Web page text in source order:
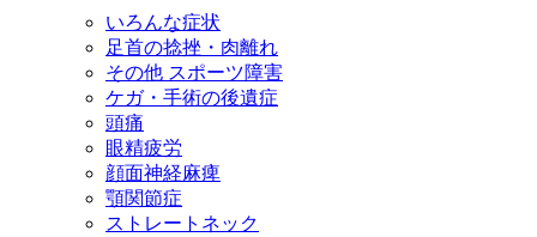
いろんな症状
足首の捻挫・肉離れ
その他 スポーツ障害
ケガ・手術の後遺症
頭痛
眼精疲労
顔面神経麻痺
顎関節症
ストレートネック